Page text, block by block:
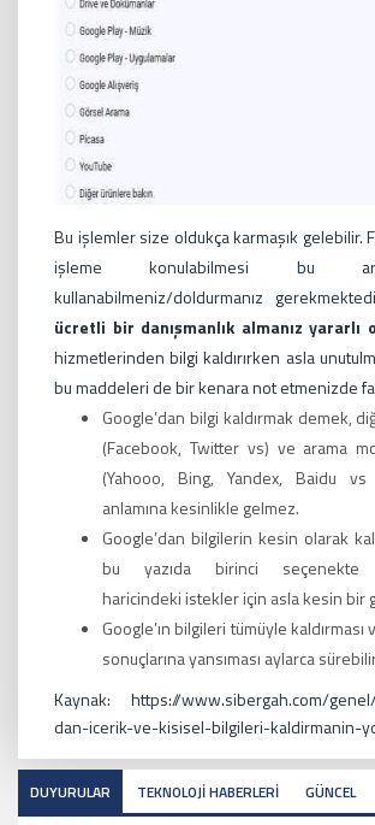
Bu işlemler size oldukça karmaşık gelebilir.
işleme konulabilmesi bu
kullanabilmeniz/doldurmanız
ücretli bir danışmanlık almanız yararlı
hizmetlerinden bilgi kaldırırken asla
bu maddeleri de bir kenara not etmenizde
Google’dan bilgi kaldırmak demek,
(Facebook, Twitter vs) ve arama
(Yahooo, Bing, Yandex, Baidu vs
anlamına kesinlikle gelmez.
Google’dan bilgilerin kesin olarak
bu yazıda birinci seçenekte
haricindeki istekler için asla kesin bir
Google’ın bilgileri tümüyle
sonuçlarına yansıması aylarca
Kaynak: https://www.sibergah.com/
dan-icerik-ve-kisisel-bilgileri-kaldirmanin-
DUYURULAR TEKNOLOJİ HABERLERİ GÜNCEL